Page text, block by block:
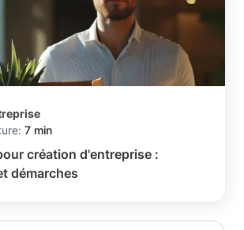
7 min
création d'entreprise :
démarches